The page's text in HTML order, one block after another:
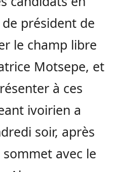
président de
le champ libre
Motsepe, et
à ces
ivoirien a
soir, après
avec le